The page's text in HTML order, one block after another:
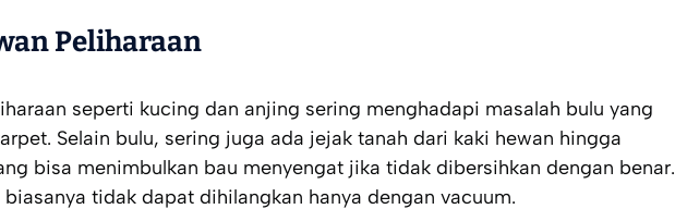
Peliharaan
seperti kucing dan anjing sering menghadapi masalah bulu yang
Selain bulu, sering juga ada jejak tanah dari kaki hewan hingga
bisa menimbulkan bau menyengat jika tidak dibersihkan dengan benar.
tidak dapat dihilangkan hanya dengan vacuum.